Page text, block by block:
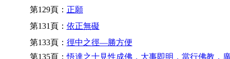
第129頁： 正願
第131頁： 依正無礙
第133頁： 徑中之徑—勝方便
第135頁：悟達之士見性成佛，大事即明，當行佛教，